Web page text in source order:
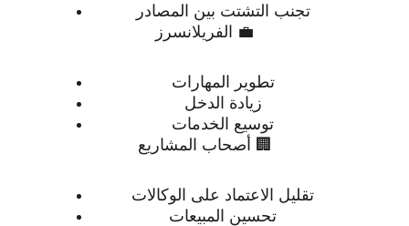
تجنب التشتت بين المصادر
💼 الفريلانسرز
تطوير المهارات
زيادة الدخل
توسيع الخدمات
🏢 أصحاب المشاريع
تقليل الاعتماد على الوكالات
تحسين المبيعات